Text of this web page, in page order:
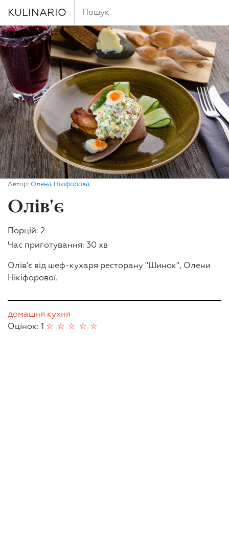
KULINARIO
Автор: Олена Нікіфорова
Олів'є
Порцій: 2
Час приготування: 30 хв
Олів'є від шеф-кухаря ресторану "Шинок", Олени
Нікіфорової.
домашня кухня
Оцінок: 1
☆
☆
☆
☆
☆